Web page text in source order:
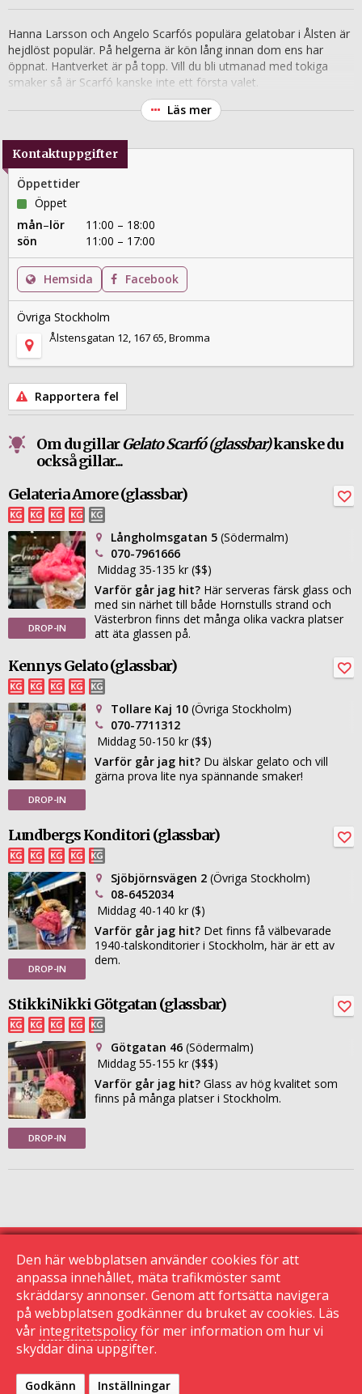
Hanna Larsson och Angelo Scarfós populära gelatobar i Ålsten är
hejdlöst populär. På helgerna är kön lång innan dom ens har
öppnat. Hantverket är på topp. Vill du bli utmanad med tokiga
smaker så är Scarfó kanske inte ett första valet.
Läs mer
Kontaktuppgifter
Öppettider
Öppet
mån–lör
11:00 – 18:00
sön
11:00 – 17:00
Hemsida Facebook
Övriga Stockholm
Ålstensgatan 12, 167 65, Bromma
Rapportera fel
Om du gillarGelato Scarfó (glassbar)kanske du
också gillar...
Gelateria Amore (glassbar)
DROP-IN
Långholmsgatan 5 (Södermalm)
070-7961666
Middag 35-135 kr ($$)
Varför går jag hit? Här serveras färsk glass och
med sin närhet till både Hornstulls strand och
Västerbron finns det många olika vackra platser
att äta glassen på.
Kennys Gelato (glassbar)
DROP-IN
Tollare Kaj 10 (Övriga Stockholm)
070-7711312
Middag 50-150 kr ($$)
Varför går jag hit? Du älskar gelato och vill
gärna prova lite nya spännande smaker!
Lundbergs Konditori (glassbar)
DROP-IN
Sjöbjörnsvägen 2 (Övriga Stockholm)
08-6452034
Middag 40-140 kr ($)
Varför går jag hit? Det finns få välbevarade
1940-talskonditorier i Stockholm, här är ett av
dem.
StikkiNikki Götgatan (glassbar)
DROP-IN
Götgatan 46 (Södermalm)
Middag 55-155 kr ($$$)
Varför går jag hit? Glass av hög kvalitet som
finns på många platser i Stockholm.
© 2015 Krogguiden.se
113 24 Stockholm
|
Kontakta oss |Den här sidan använder cookies
Den här webbplatsen använder cookies för att
anpassa innehållet, mäta trafikmöster samt
skräddarsy annonser. Genom att fortsätta navigera
på webbplatsen godkänner du bruket av cookies. Läs
vår integritetspolicyför mer information om hur vi
skyddar dina uppgifter.
Godkänn Inställningar